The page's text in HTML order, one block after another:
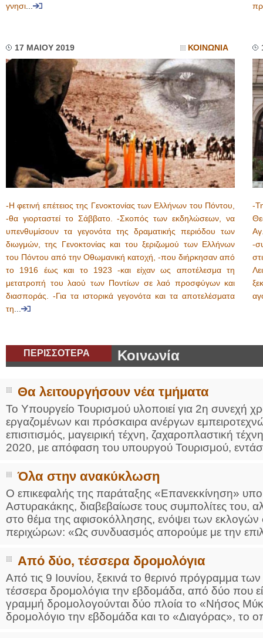
γνησι...
17 ΜΑΙΟΥ 2019 ΚΟΙΝΩΝΙΑ
-Η φετινή επέτειος της Γενοκτονίας των Ελλήνων του Πόντου,
-θα γιορταστεί το Σάββατο. -Σκοπός των εκδηλώσεων, να
υπενθυμίσουν τα γεγονότα της δραματικής περιόδου των
διωγμών, της Γενοκτονίας και του ξεριζωμού των Ελλήνων
του Πόντου από την Οθωμανική κατοχή, -που διήρκησαν από
το 1916 έως και το 1923 -και είχαν ως αποτέλεσμα τη
μετατροπή του λαού των Ποντίων σε λαό προσφύγων και
διασποράς. -Για τα ιστορικά γεγονότα και τα αποτελέσματα
τη...
-
-
ΠΕΡΙΣΣΟΤΕΡΑ Κοινωνία
Θα λειτουργήσουν νέα τμήματα
Το Υπουργείο Τουρισμού υλοποιεί για 2η συνεχή
εργαζομένων και πρόσκαιρα ανέργων
επισιτισμός, μαγειρική τέχνη, ζαχαροπλαστική
2020, με απόφαση του υπουργού Τουρισμού,
Όλα στην ανακύκλωση
Ο επικεφαλής της παράταξης «Επανεκκίνηση»
Αστυρακάκης, διαβεβαίωσε τους συμπολίτες του,
στο θέμα της αφισοκόλλησης, ενόψει των
περιχώρων: «Ως συνδυασμός απορούμε με την
Από δύο, τέσσερα δρομολόγια
Από τις 9 Ιουνίου, ξεκινά το θερινό πρόγραμμα
τέσσερα δρομολόγια την εβδομάδα, από δύο που
γραμμή δρομολογούνται δύο πλοία το «Νήσος
δρομολόγιο την εβδομάδα και το «Διαγόρας», το